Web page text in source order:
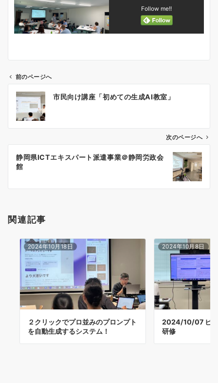
Follow me!!
ビ
ン
前のページへ
市民向け講座「初めての生成AI教室」
次のページへ
静岡県ICTエキスパート派遣事業＠静岡労政会
館
関連記事
2024年10月18日
２クリックでプロ並みのプロンプト
を自動生成するシステム！
2024年10月8日
2024/10/07 ビ
研修